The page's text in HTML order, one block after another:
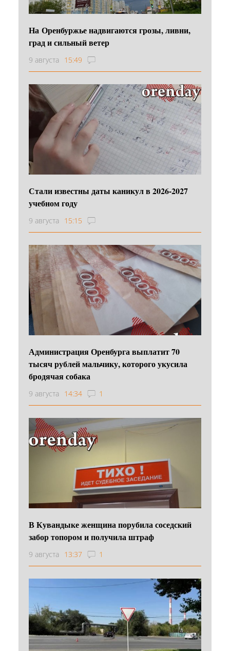
На Оренбуржье надвигаются грозы, ливни,
град и сильный ветер
9 августа 15:49
Стали известны даты каникул в 2026-2027
учебном году
9 августа 15:15
Администрация Оренбурга выплатит 70
тысяч рублей мальчику, которого укусила
бродячая собака
9 августа 14:34 1
В Кувандыке женщина порубила соседский
забор топором и получила штраф
9 августа 13:37 1